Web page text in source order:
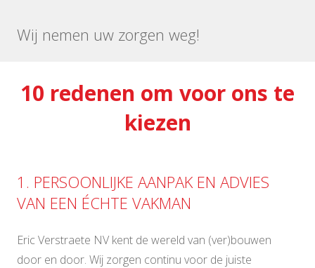
Wij nemen uw zorgen weg!
10 redenen om voor ons te
kiezen
1. PERSOONLIJKE AANPAK EN ADVIES
VAN EEN ÉCHTE VAKMAN
Eric Verstraete NV kent de wereld van (ver)bouwen
door en door. Wij zorgen continu voor de juiste